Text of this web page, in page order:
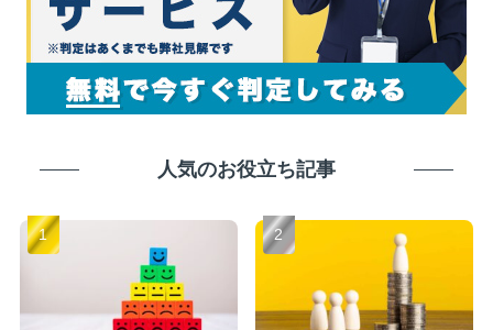
人気のお役立ち記事